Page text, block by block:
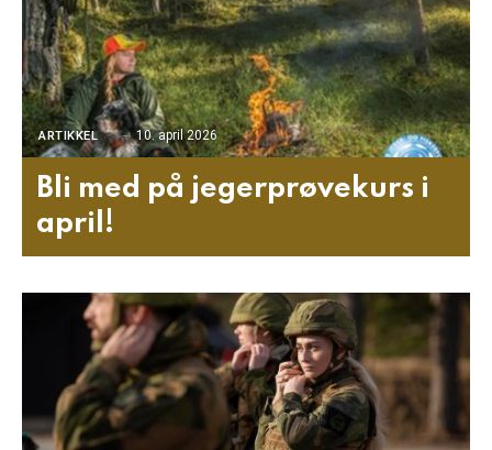
ARTIKKEL 10. april 2026
Bli med på jegerprøvekurs i
april!